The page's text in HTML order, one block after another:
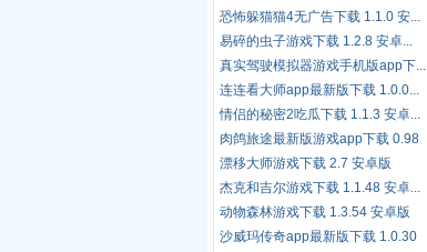
恐怖躲猫猫4无广告下载 1.1.0 安...
易碎的虫子游戏下载 1.2.8 安卓...
真实驾驶模拟器游戏手机版app下...
连连看大师app最新版下载 1.0.0...
情侣的秘密2吃瓜下载 1.1.3 安卓...
肉鸽旅途最新版游戏app下载 0.98
漂移大师游戏下载 2.7 安卓版
杰克和吉尔游戏下载 1.1.48 安卓...
动物森林游戏下载 1.3.54 安卓版
沙威玛传奇app最新版下载 1.0.30